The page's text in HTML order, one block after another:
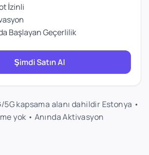
İzinli
Başlayan Geçerlilik
Şimdi Satın Al
kapsama alanı dahildir Estonya •
yok • Anında Aktivasyon